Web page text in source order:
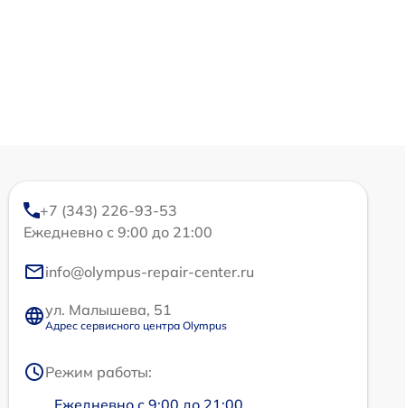
+7 (343) 226-93-53
Ежедневно с 9:00 до 21:00
info@olympus-repair-center.ru
ул. Малышева, 51
Адрес сервисного центра Olympus
Режим работы:
Ежедневно с 9:00 до 21:00